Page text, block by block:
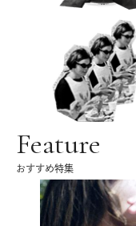
Feature
おすすめ特集